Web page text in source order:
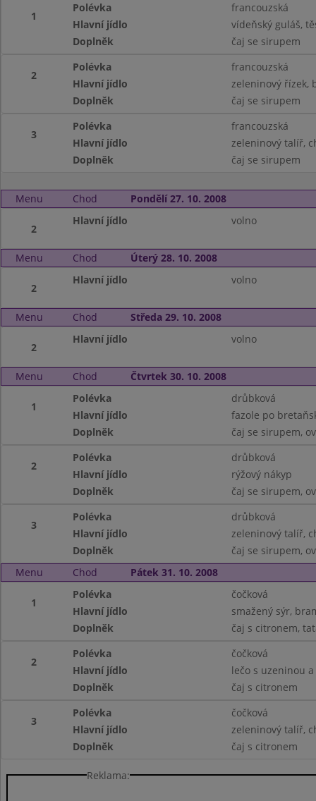
1
Polévka
francouzská
Hlavní jídlo
vídeňský guláš,
Doplněk
čaj se sirupem
2
Polévka
francouzská
Hlavní jídlo
zeleninový řízek,
Doplněk
čaj se sirupem
3
Polévka
francouzská
Hlavní jídlo
zeleninový talíř,
Doplněk
čaj se sirupem
Menu Chod Pondělí 27. 10. 2008
2
Hlavní jídlo volno
Menu Chod Úterý 28. 10. 2008
2
Hlavní jídlo volno
Menu Chod Středa 29. 10. 2008
2
Hlavní jídlo volno
Menu Chod Čtvrtek 30. 10. 2008
1
Polévka
drůbková
Hlavní jídlo
fazole po
Doplněk
čaj se sirupem,
2
Polévka
drůbková
Hlavní jídlo
rýžový nákyp
Doplněk
čaj se sirupem,
3
Polévka
drůbková
Hlavní jídlo
zeleninový talíř,
Doplněk
čaj se sirupem,
Menu
Chod Pátek 31. 10. 2008
1
Polévka
čočková
Hlavní jídlo
smažený sýr,
Doplněk
čaj s citronem,
2
Polévka
čočková
Hlavní jídlo
lečo s uzeninou
Doplněk
čaj s citronem
3
Polévka
čočková
Hlavní jídlo
zeleninový talíř,
Doplněk
čaj s citronem
Reklama: